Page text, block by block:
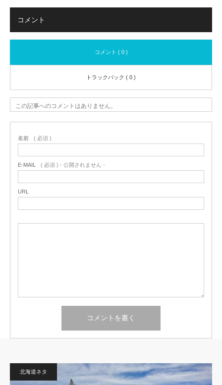
コメント
コメント ( 0 )
トラックバック ( 0 )
この記事へのコメントはありません。
名前 ( 必須 )
E-MAIL ( 必須 ) - 公開されません -
URL
北海道ネタ